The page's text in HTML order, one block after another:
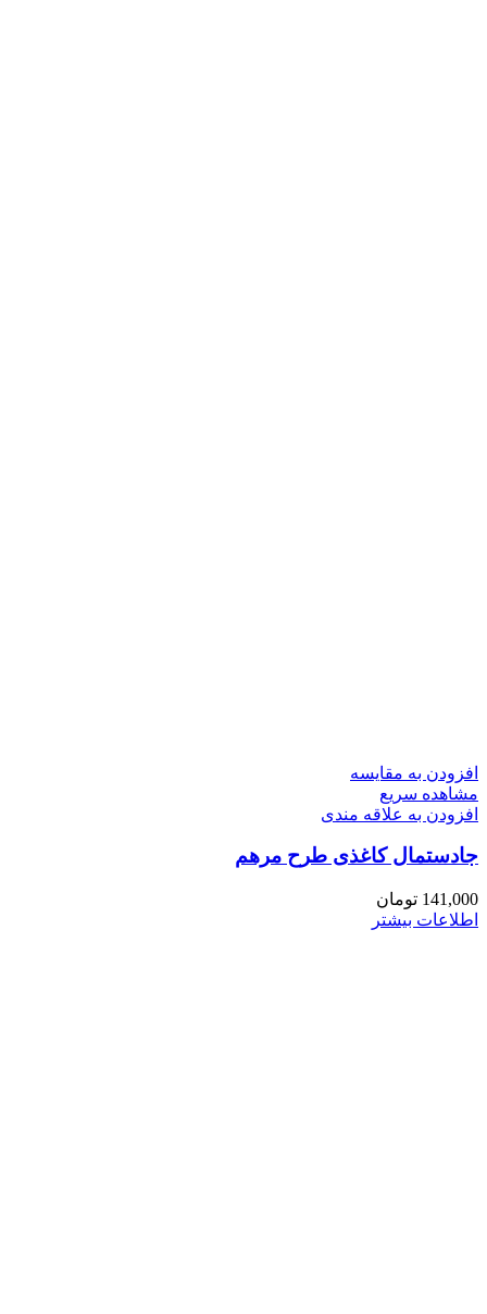
افزودن به مقایسه
مشاهده سریع
افزودن به علاقه مندی
جادستمال کاغذی طرح مرهم
141,000 تومان
اطلاعات بیشتر